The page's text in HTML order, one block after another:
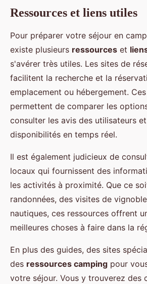
Ressources et liens utiles
Pour préparer votre séjour en
existe plusieurs ressources et
s'avérer très utiles. Les sites de
facilitent la recherche et la
emplacement ou hébergement.
permettent de comparer les
consulter les avis des utilisateurs
disponibilités en temps réel.
Il est également judicieux de
locaux qui fournissent des
les activités à proximité. Que ce
randonnées, des visites de
nautiques, ces ressources offrent
meilleures choses à faire dans la
En plus des guides, des sites
des ressources camping pour
votre séjour. Vous y trouverez des